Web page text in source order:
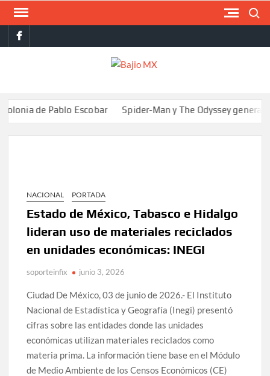
Saltar
contenidofacebook
Pablo Escobar Spider-Man y The Odyssey generan más
NACIONAL PORTADA
Estado de México, Tabasco e Hidalgo
lideran uso de materiales reciclados
en unidades económicas: INEGI
soporteinfix junio 3, 2026
Ciudad De México, 03 de junio de 2026.- El Instituto
Nacional de Estadística y Geografía (Inegi) presentó
cifras sobre las entidades donde las unidades
económicas utilizan materiales reciclados como
materia prima. La información tiene base en el Módulo
de Medio Ambiente de los Censos Económicos (CE)